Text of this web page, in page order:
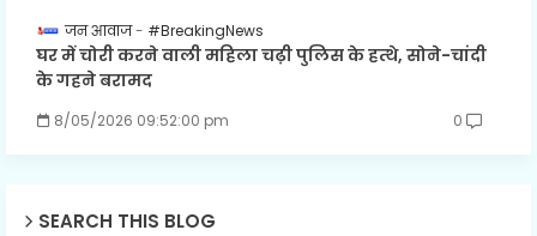
जन आवाज #BreakingNews
घर में चोरी करने वाली महिला चढ़ी पुलिस के हत्थे, सोने-चांदी
के गहने बरामद
8/05/2026 09:52:00 pm 0
SEARCH THIS BLOG